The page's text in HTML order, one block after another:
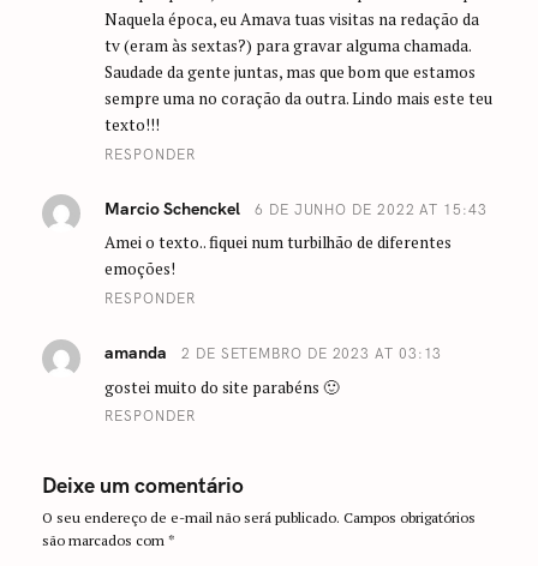
Naquela época, eu Amava tuas visitas na redação da
tv (eram às sextas?) para gravar alguma chamada.
Saudade da gente juntas, mas que bom que estamos
sempre uma no coração da outra. Lindo mais este teu
texto!!!
RESPONDER
Marcio Schenckel 6 DE JUNHO DE 2022 AT 15:43
Amei o texto.. fiquei num turbilhão de diferentes
emoções!
RESPONDER
amanda 2 DE SETEMBRO DE 2023 AT 03:13
gostei muito do site parabéns 🙂
RESPONDER
Deixe um comentário
O seu endereço de e-mail não será publicado. Campos obrigatórios
são marcados com*